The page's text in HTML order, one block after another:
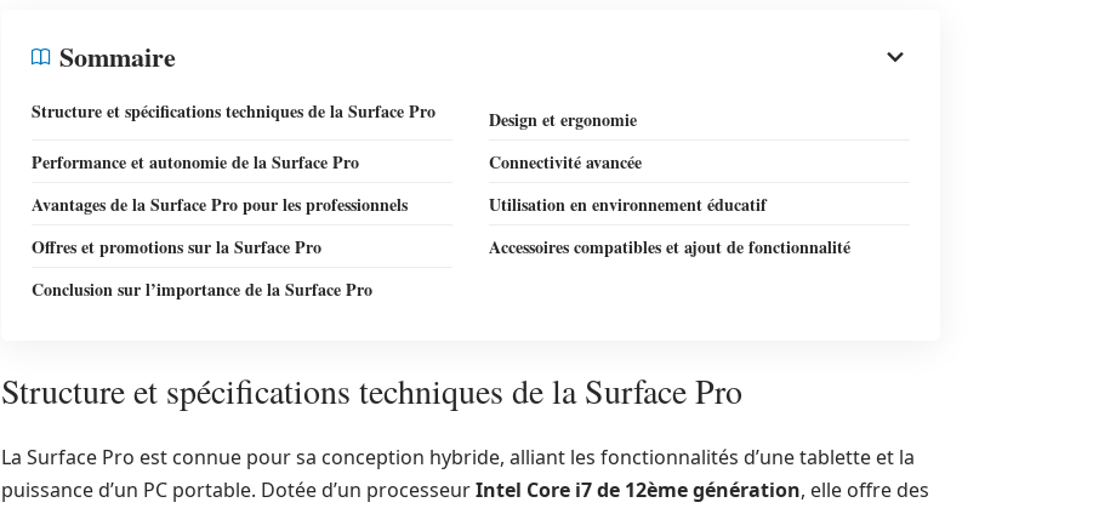
Sommaire
Structure et spécifications techniques de la Surface Pro
Design et ergonomie
Performance et autonomie de la Surface Pro
Connectivité avancée
Avantages de la Surface Pro pour les professionnels
Utilisation en environnement éducatif
Offres et promotions sur la Surface Pro
Accessoires compatibles et ajout de fonctionnalité
Conclusion sur l’importance de la Surface Pro
Structure et spécifications techniques de la Surface Pro
La Surface Pro est connue pour sa conception hybride, alliant les fonctionnalités d’une tablette et la
puissance d’un PC portable. Dotée d’un processeurIntel Core i7 de 12ème génération, elle offre des